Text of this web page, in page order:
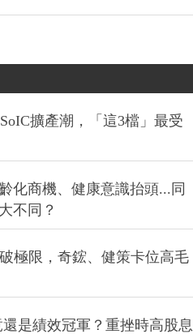
擴產潮，「這3檔」最受
化商機、健康意識抬頭...同
不同？
極限，奇鋐、健策卡位高毛
是績效冠軍？重挫時高股息